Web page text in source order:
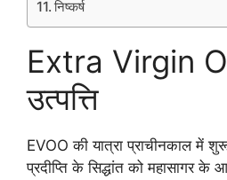
निष्कर्ष
Extra Virgin
उत्पत्ति
EVOO की यात्रा प्राचीनकाल में
प्रदीप्ति के सिद्धांत को महासागर के